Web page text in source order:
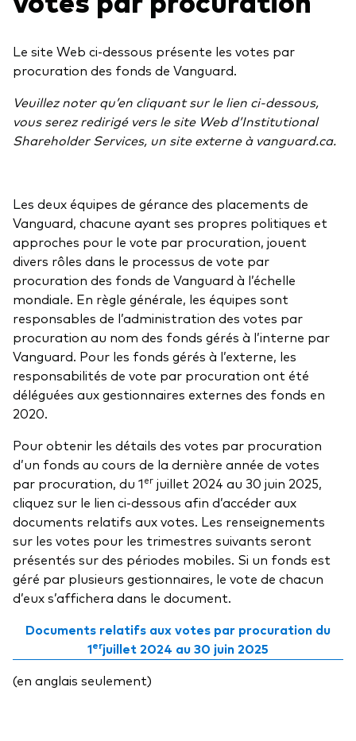
Liste des produits par catégorie d’actif
Actions
Titres à revenu fixe
Répartition de l’actif
Gestion active
Gestion passive
Conçu pour les investisseurs
À propos de nos produits
Fonds gérés activement
Répartition d'actifs
Investissement axé sur les dividendes
FNB factoriels
Portefeuilles modèles de Vanguard
Ressources destinées aux conseillers
Relations avec les clients
Portefeuilles modèles
Outils pour les conseillers
Analysez des portefeuilles
Outil de comparaison des fonds
Éducation
Événements et webinaires
Centre de soutien pour les titres à revenu fixe
FAQ
Principes fondamentaux des FNB
Outil de comparaison des fonds
Dernières mises à jour
Nos perspectives sur l’économie et les
marchés pour 2026
Vanguard Canada
À propos de nous
Salle de presse
Événements et webinaires
Notre plus importante réduction des
frais
Le site Web ci-dessous présente les votes par
procuration des fonds de Vanguard.
Veuillez noter qu’en cliquant sur le lien ci-dessous,
vous serez redirigé vers le site Web d’Institutional
Shareholder Services, un site externe à vanguard.ca.
Les deux équipes de gérance des placements de
Vanguard, chacune ayant ses propres politiques et
approches pour le vote par procuration, jouent
divers rôles dans le processus de vote par
procuration des fonds de Vanguard à l’échelle
mondiale. En règle générale, les équipes sont
responsables de l’administration des votes par
procuration au nom des fonds gérés à l’interne par
Vanguard. Pour les fonds gérés à l’externe, les
responsabilités de vote par procuration ont été
déléguées aux gestionnaires externes des fonds en
2020.
Pour obtenir les détails des votes par procuration
d’un fonds au cours de la dernière année de votes
par procuration, du 1er juillet 2024 au 30 juin 2025,
cliquez sur le lien ci-dessous afin d’accéder aux
documents relatifs aux votes. Les renseignements
sur les votes pour les trimestres suivants seront
présentés sur des périodes mobiles. Si un fonds est
géré par plusieurs gestionnaires, le vote de chacun
d’eux s’affichera dans le document.
Documents relatifs aux votes par procuration du
1erjuillet 2024 au 30 juin 2025
(en anglais seulement)